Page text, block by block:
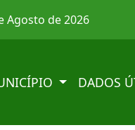
Agosto de 2026
DADOS